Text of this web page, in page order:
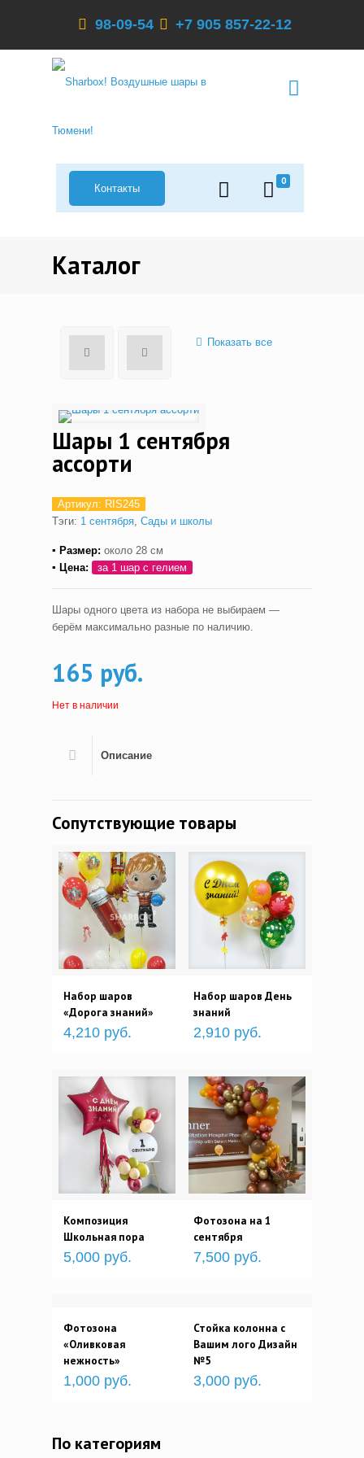
98-09-54 +7 905 857-22-12
0
Контакты
Каталог
Показать все
Шары 1 сентября
ассорти
Артикул: RIS245
Тэги: 1 сентября, Сады и школы
▪ Размер: около 28 см
▪ Цена:
за 1 шар с гелием
Шары одного цвета из набора не выбираем —
берём максимально разные по наличию.
165 руб.
Нет в наличии
Описание
Сопутствующие товары
Набор шаров
«Дорога знаний»
4,210 руб.
Набор шаров День
знаний
2,910 руб.
Композиция
Школьная пора
5,000 руб.
Фотозона на 1
сентября
7,500 руб.
Фотозона
«Оливковая
нежность»
1,000 руб.
Стойка колонна с
Вашим лого Дизайн
№5
3,000 руб.
По категориям